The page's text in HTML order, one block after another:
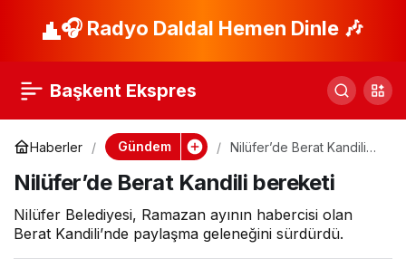
🎧 Radyo Daldal Hemen Dinle 🎶
Başkent Ekspres
Haberler Gündem
Nilüfer’de Berat Kandili
Nilüfer’de Berat Kandili bereketi
Nilüfer Belediyesi, Ramazan ayının habercisi olan
Berat Kandili’nde paylaşma geleneğini sürdürdü.
“Gençlerin Başkanı Paylaş